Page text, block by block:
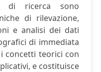
di ricerca sono
di rilevazione,
e analisi dei dati
di immediata
concetti teorici con
e costituisce